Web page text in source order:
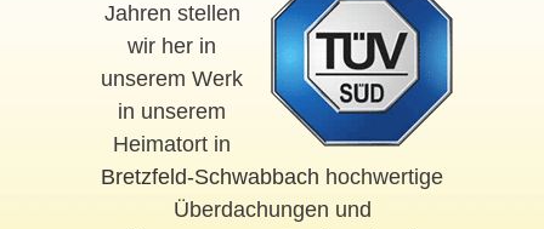
Jahren stellen
wir her in
unserem Werk
in unserem
Heimatort in
Bretzfeld-Schwabbach hochwertige
Überdachungen und